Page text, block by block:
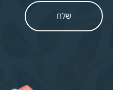
שלח